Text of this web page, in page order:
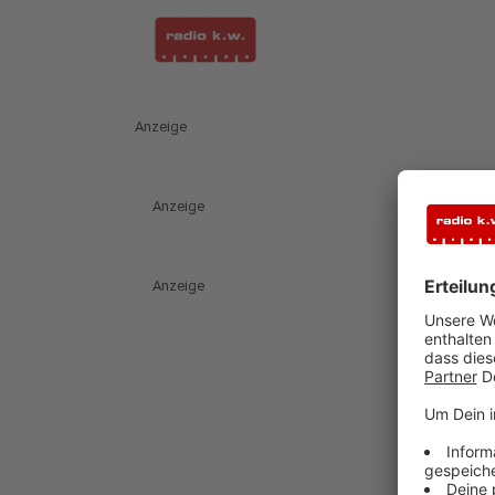
Anzeige
Anzeige
Anzeige